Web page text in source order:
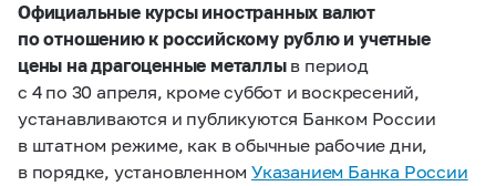
Официальные курсы иностранных валют
по отношению к российскому рублю и учетные
цены на драгоценные металлыв период
с 4 по 30 апреля, кроме суббот и воскресений,
устанавливаются и публикуются Банком России
в штатном режиме, как в обычные рабочие дни,
в порядке, установленномУказанием Банка России